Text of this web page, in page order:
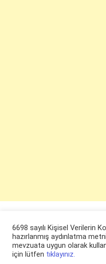
6698 sayılı Kişisel Verilerin
hazırlanmış aydınlatma
mevzuata uygun olarak
için lütfen tıklayınız.